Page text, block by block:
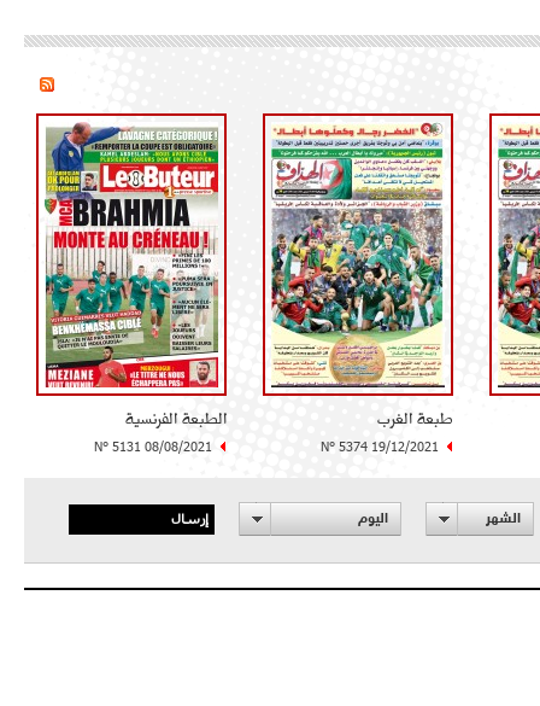
طبعة الغرب
N° 5374 19/12/2021
الطبعة الفرنسية
N° 5131 08/08/2021
الشهر اليوم إرسال